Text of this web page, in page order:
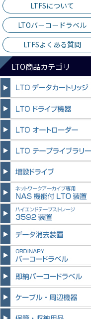
LTFSについて
LTOバーコードラベル
LTFSよくある質問
LTO商品カテゴリ